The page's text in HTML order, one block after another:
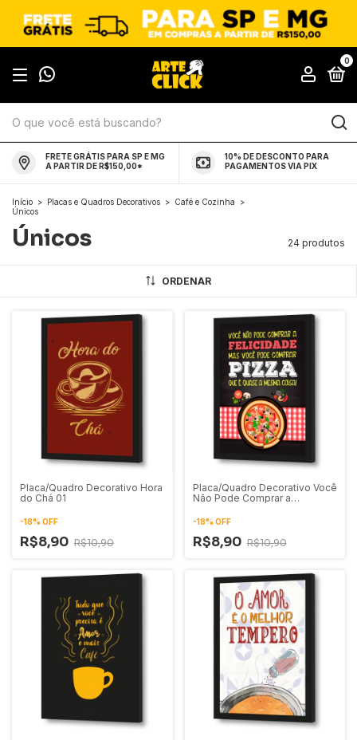
0
FRETE GRÁTIS PARA SP E MG
A PARTIR DE R$150,00*
10% DE DESCONTO PARA
PAGAMENTOS VIA PIX
Início > Placas e Quadros Decorativos > Café e Cozinha
>
Únicos
Únicos 24 produtos
ORDENAR
Placa/Quadro Decorativo Hora
do Chá 01
-18% OFF
R$8,90 R$10,90
Placa/Quadro Decorativo Você
Não Pode Comprar a
Comprar Pizza
-18% OFF
R$8,90 R$10,90